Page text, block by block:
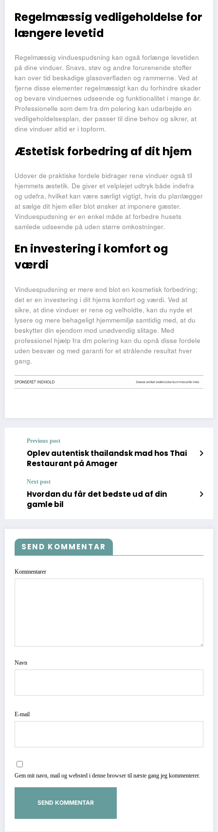
Regelmæssig vedligeholdelse for
længere levetid
Regelmæssig vinduespudsning kan også forlænge levetiden
på dine vinduer. Snavs, støv og andre forurenende stoffer
kan over tid beskadige glasoverfladen og rammerne. Ved at
fjerne disse elementer regelmæssigt kan du forhindre skader
og bevare vinduernes udseende og funktionalitet i mange år.
Professionelle som dem fra dm polering kan udarbejde en
vedligeholdelsesplan, der passer til dine behov og sikrer, at
dine vinduer altid er i topform.
Æstetisk forbedring af dit hjem
Udover de praktiske fordele bidrager rene vinduer også til
hjemmets æstetik. De giver et velplejet udtryk både indefra
og udefra, hvilket kan være særligt vigtigt, hvis du planlægger
at sælge dit hjem eller blot ønsker at imponere gæster.
Vinduespudsning er en enkel måde at forbedre husets
samlede udseende på uden større omkostninger.
En investering i komfort og
værdi
Vinduespudsning er mere end blot en kosmetisk forbedring;
det er en investering i dit hjems komfort og værdi. Ved at
sikre, at dine vinduer er rene og velholdte, kan du nyde et
lysere og mere behageligt hjemmemiljø samtidig med, at du
beskytter din ejendom mod unødvendig slitage. Med
professionel hjælp fra dm polering kan du opnå disse fordele
uden besvær og med garanti for et strålende resultat hver
gang.
Previous post
Oplev autentisk thailandsk mad hos Thai
Restaurant på Amager
Next post
Hvordan du får det bedste ud af din
gamle bil
SEND KOMMENTAR
Kommentarer
Navn
E-mail
Gem mit navn, mail og websted i denne browser til næste gang jeg kommenterer.